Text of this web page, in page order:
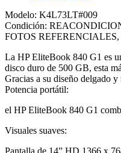
Modelo: K4L73LT#009
Condición:
FOTOS
La HP EliteBook 840 G1 es
disco duro de 500 GB, esta
Gracias a su diseño delgado
Potencia portátil:
el HP EliteBook 840 G1
Visuales suaves:
Pantalla de 14” HD 1366 x